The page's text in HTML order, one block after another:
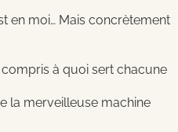
en moi… Mais concrètement
à quoi sert chacune
la merveilleuse machine